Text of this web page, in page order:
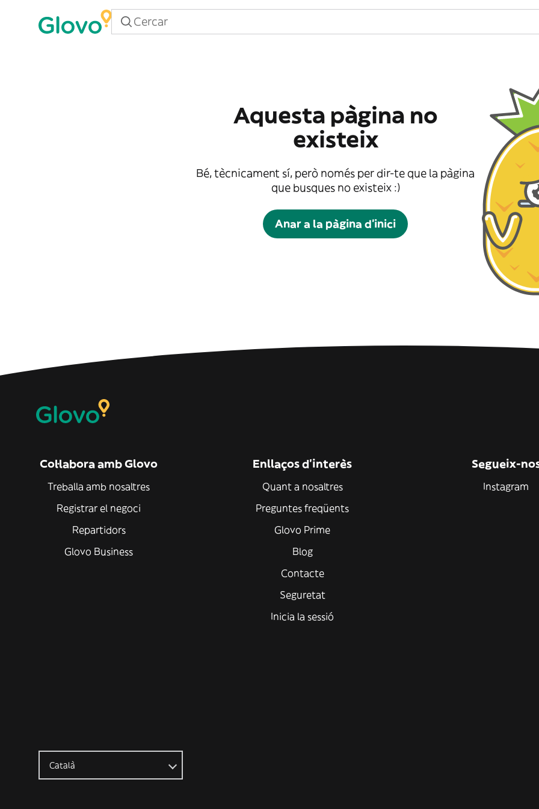
Aquesta pàgina no
existeix
Bé, tècnicament sí, però només per dir-te que la pàgina
que busques no existeix :)
Anar a la pàgina d'inici
Col·labora amb Glovo
Treballa amb nosaltres
Registrar el negoci
Repartidors
Glovo Business
Enllaços d'interès
Quant a nosaltres
Preguntes freqüents
Glovo Prime
Blog
Contacte
Seguretat
Inicia la sessió
Segueix-
Instagram